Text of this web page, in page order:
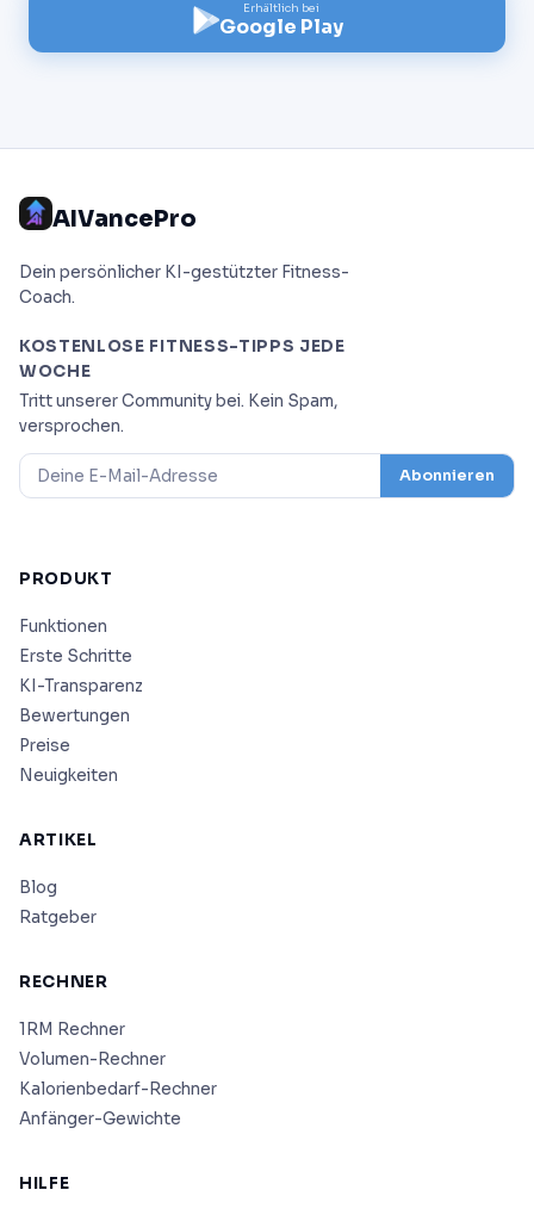
Erhältlich bei
Google Play
AIVancePro
Dein persönlicher KI-gestützter Fitness-
Coach.
KOSTENLOSE FITNESS-TIPPS JEDE
WOCHE
Tritt unserer Community bei. Kein Spam,
versprochen.
Abonnieren
PRODUKT
Funktionen
Erste Schritte
KI-Transparenz
Bewertungen
Preise
Neuigkeiten
ARTIKEL
Blog
Ratgeber
RECHNER
1RM Rechner
Volumen-Rechner
Kalorienbedarf-Rechner
Anfänger-Gewichte
HILFE